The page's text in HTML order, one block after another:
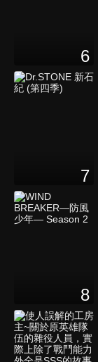
6
7
8